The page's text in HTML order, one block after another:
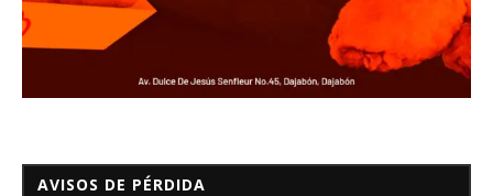
AVISOS DE PÉRDIDA